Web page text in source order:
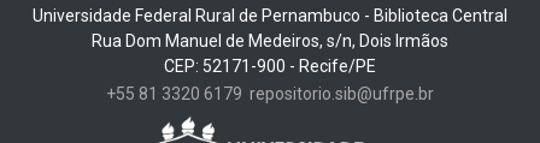
Universidade Federal Rural de Pernambuco - Biblioteca Central
Rua Dom Manuel de Medeiros, s/n, Dois Irmãos
CEP: 52171-900 - Recife/PE
+55 81 3320 6179 repositorio.sib@ufrpe.br